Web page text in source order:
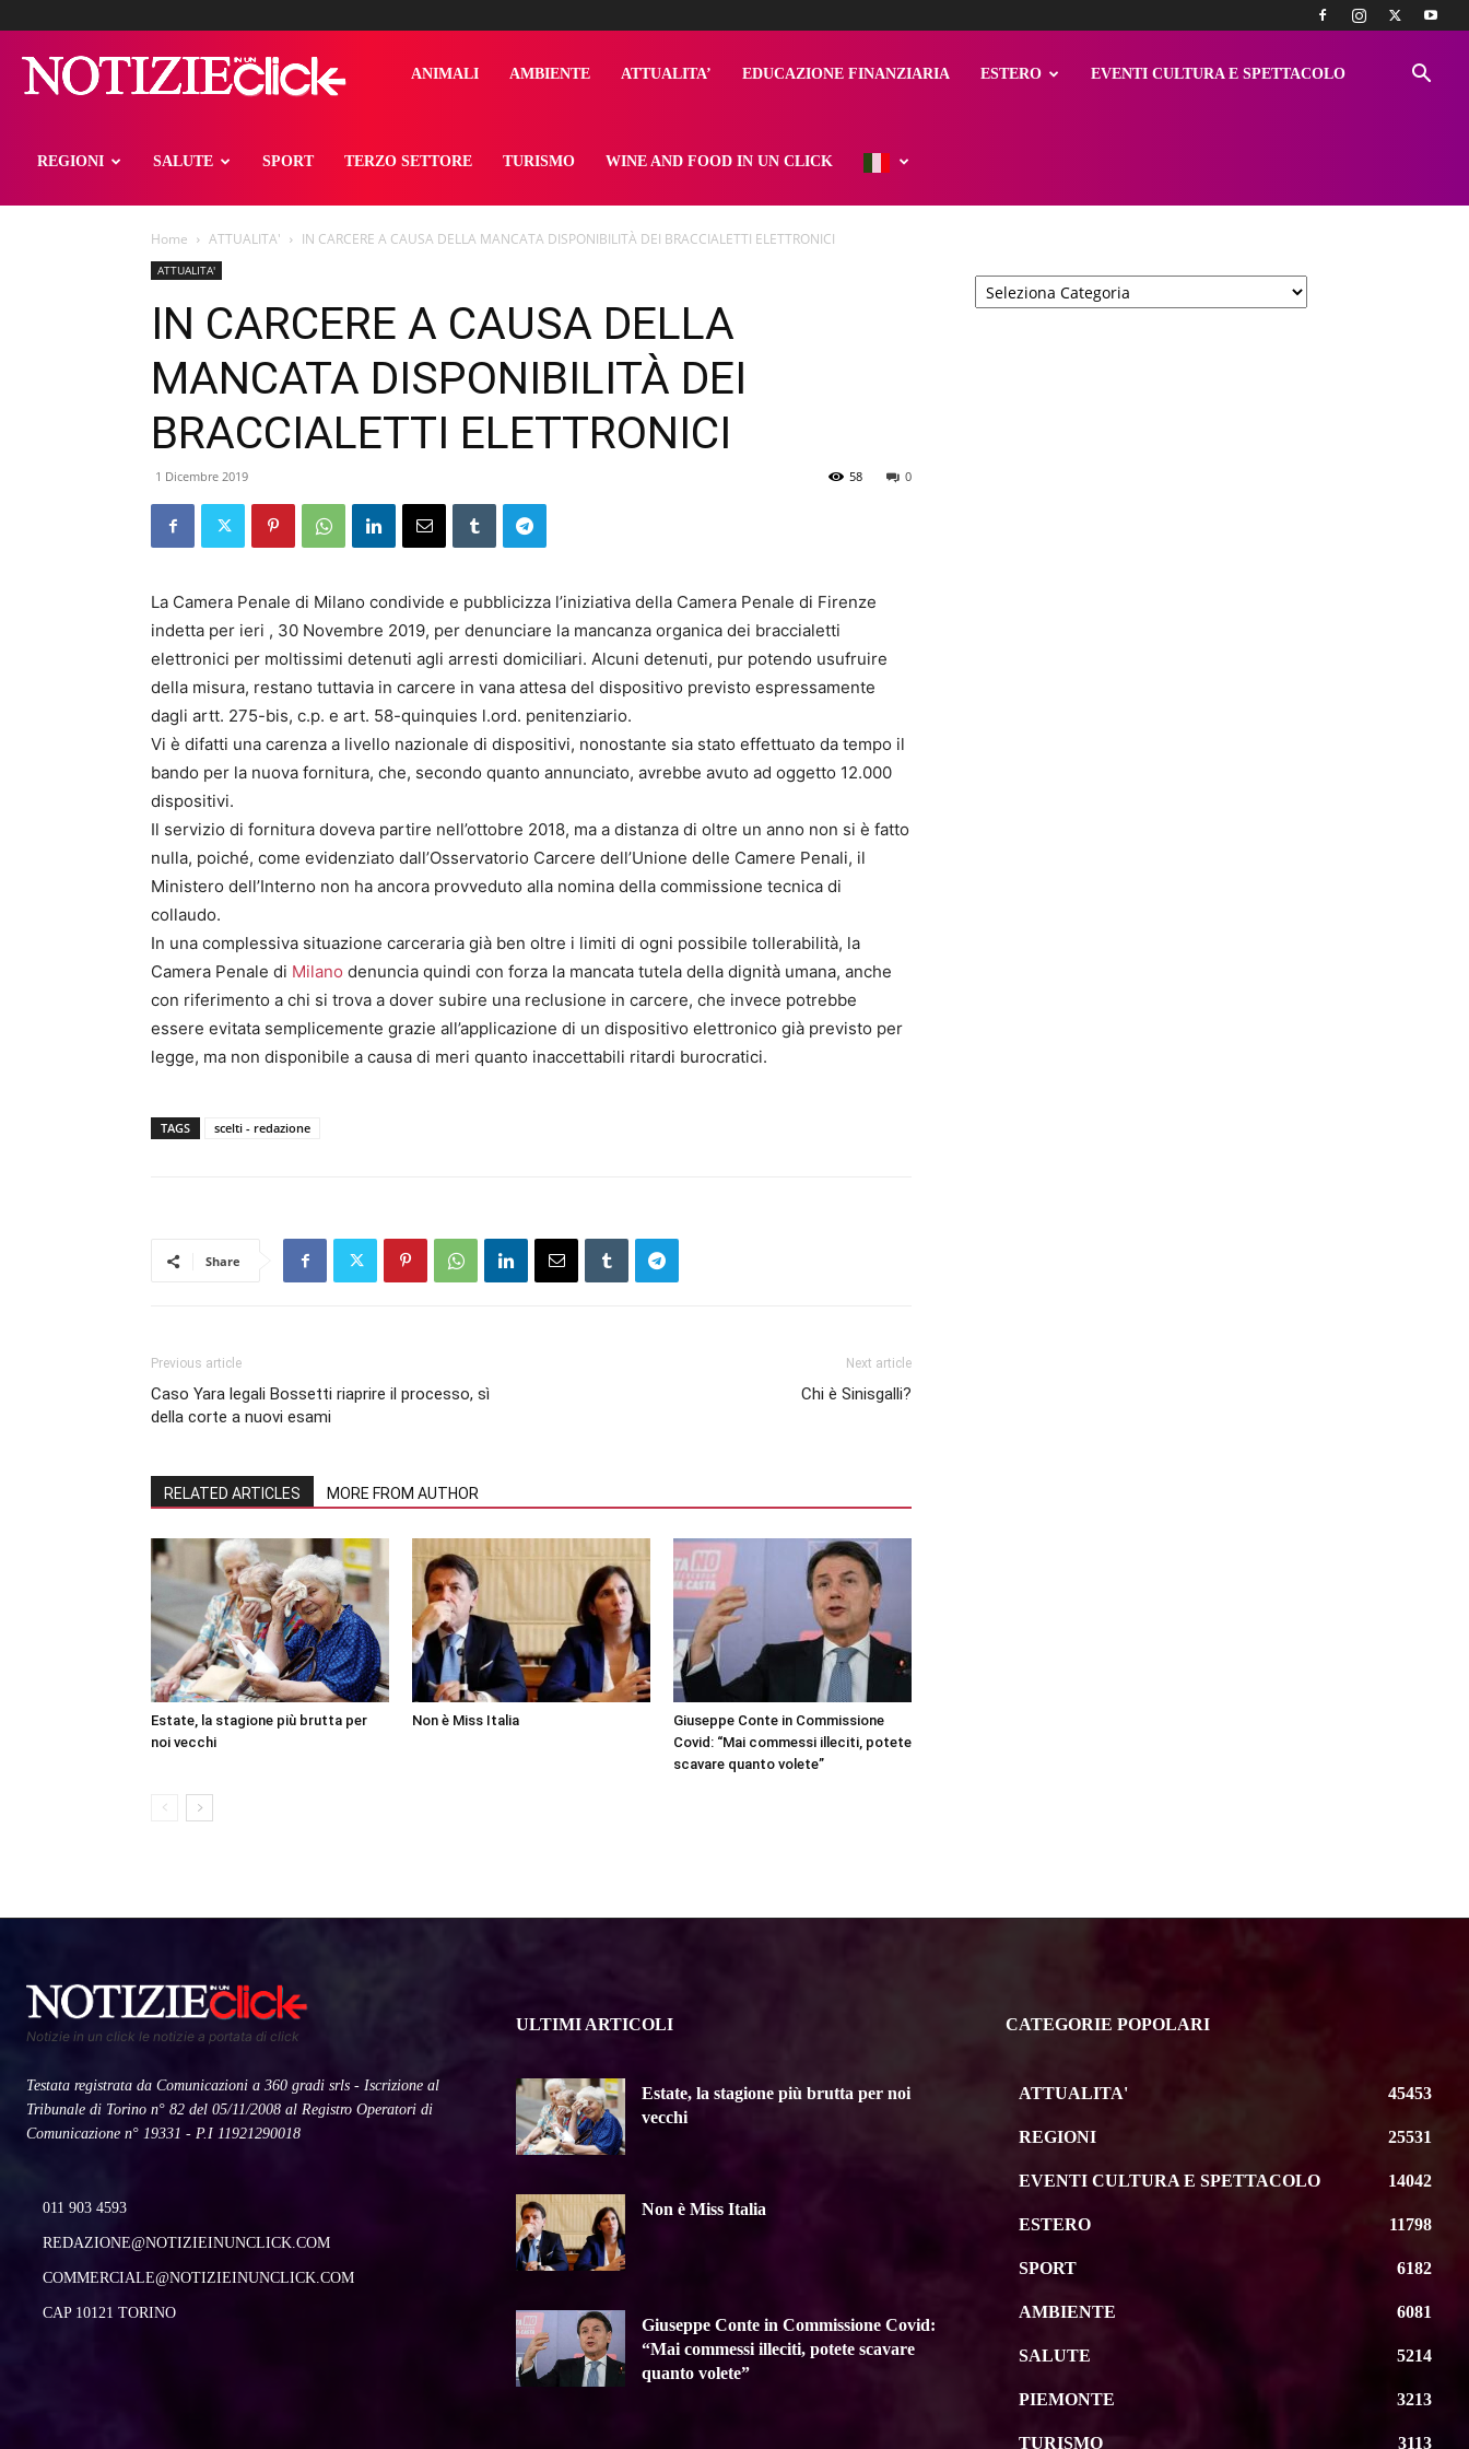
notizieinunclick
ANIMALI AMBIENTE ATTUALITA’ EDUCAZIONE FINANZIARIA ESTERO EVENTI CULTURA E SPETTACOLO
REGIONI SALUTE SPORT TERZO SETTORE TURISMO WINE AND FOOD IN UN CLICK
Home ATTUALITA' IN CARCERE A CAUSA DELLA MANCATA DISPONIBILITÀ DEI BRACCIALETTI ELETTRONICI
ATTUALITA'
IN CARCERE A CAUSA DELLA
MANCATA DISPONIBILITÀ DEI
BRACCIALETTI ELETTRONICI
1 Dicembre 2019 0
58
La Camera Penale di Milano condivide e pubblicizza l’iniziativa della Camera Penale di Firenze
indetta per ieri , 30 Novembre 2019, per denunciare la mancanza organica dei braccialetti
elettronici per moltissimi detenuti agli arresti domiciliari. Alcuni detenuti, pur potendo usufruire
della misura, restano tuttavia in carcere in vana attesa del dispositivo previsto espressamente
dagli artt. 275-bis, c.p. e art. 58-quinquies l.ord. penitenziario.
Vi è difatti una carenza a livello nazionale di dispositivi, nonostante sia stato effettuato da tempo il
bando per la nuova fornitura, che, secondo quanto annunciato, avrebbe avuto ad oggetto 12.000
dispositivi.
Il servizio di fornitura doveva partire nell’ottobre 2018, ma a distanza di oltre un anno non si è fatto
nulla, poiché, come evidenziato dall’Osservatorio Carcere dell’Unione delle Camere Penali, il
Ministero dell’Interno non ha ancora provveduto alla nomina della commissione tecnica di
collaudo.
In una complessiva situazione carceraria già ben oltre i limiti di ogni possibile tollerabilità, la
Camera Penale di Milano denuncia quindi con forza la mancata tutela della dignità umana, anche
con riferimento a chi si trova a dover subire una reclusione in carcere, che invece potrebbe
essere evitata semplicemente grazie all’applicazione di un dispositivo elettronico già previsto per
legge, ma non disponibile a causa di meri quanto inaccettabili ritardi burocratici.
TAGS scelti - redazione
Share
Previous article
Caso Yara legali Bossetti riaprire il processo, sì
della corte a nuovi esami
Next article
Chi è Sinisgalli?
RELATED ARTICLES MORE FROM AUTHOR
Estate, la stagione più brutta per
noi vecchi
Non è Miss Italia
Giuseppe Conte in Commissione
Covid: “Mai commessi illeciti, potete
scavare quanto volete”
Categorie
Notizie in un click le notizie a portata di click
Testata registrata da Comunicazioni a 360 gradi srls - Iscrizione al
Tribunale di Torino n° 82 del 05/11/2008 al Registro Operatori di
Comunicazione n° 19331 - P.I 11921290018
011 903 4593
REDAZIONE@NOTIZIEINUNCLICK.COM
COMMERCIALE@NOTIZIEINUNCLICK.COM
CAP 10121 TORINO
ULTIMI ARTICOLI
Estate, la stagione più brutta per noi
vecchi
Non è Miss Italia
Giuseppe Conte in Commissione Covid:
“Mai commessi illeciti, potete scavare
quanto volete”
CATEGORIE POPOLARI
ATTUALITA' 45453
REGIONI 25531
EVENTI CULTURA E SPETTACOLO 14042
ESTERO 11798
SPORT 6182
AMBIENTE 6081
SALUTE 5214
PIEMONTE 3213
TURISMO 3113